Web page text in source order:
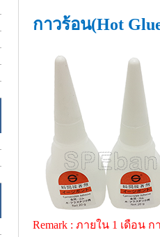
กาวร้อน(Hot
Remark : ภายใน 1 เดือน